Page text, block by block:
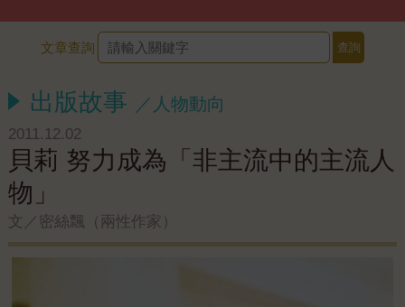
文章查詢
出版故事 ／人物動向
2011.12.02
貝莉 努力成為「非主流中的主流人
物」
文／密絲飄（兩性作家）